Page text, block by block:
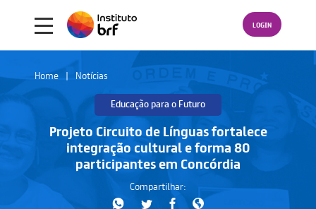
LOGIN
Home Notícias
Educação para o Futuro
Projeto Circuito de Línguas fortalece
integração cultural e forma 80
participantes em Concórdia
Compartilhar: